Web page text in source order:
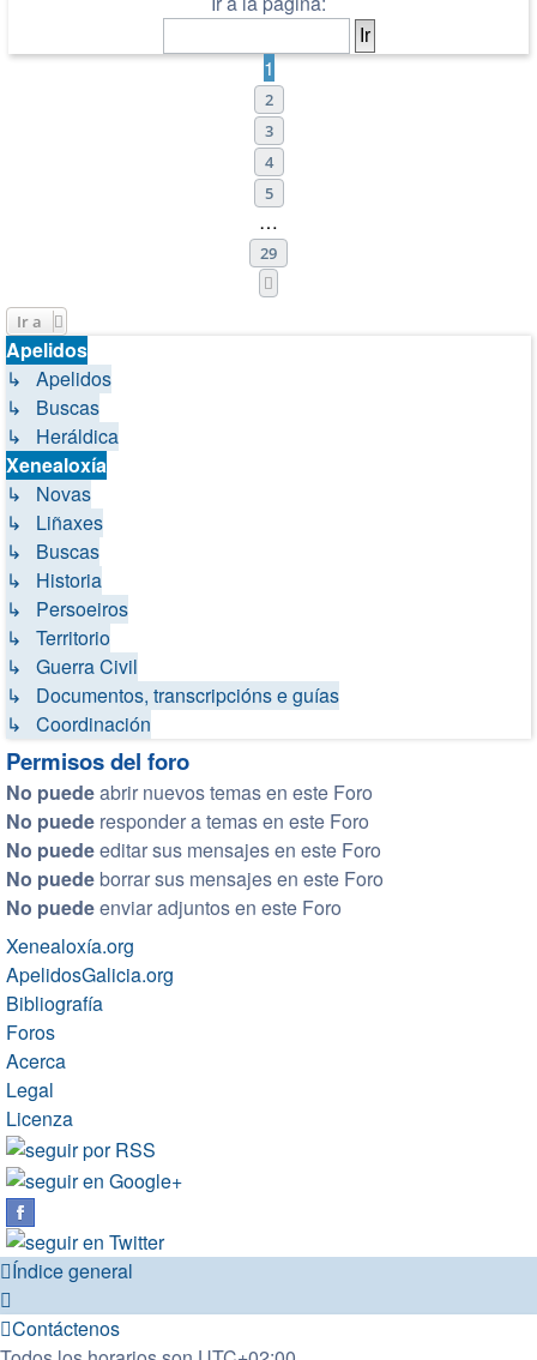
1
2
3
4
5
…
29
Ir a
Apelidos
↳ Apelidos
↳ Buscas
↳ Heráldica
Xenealoxía
↳ Novas
↳ Liñaxes
↳ Buscas
↳ Historia
↳ Persoeiros
↳ Territorio
↳ Guerra Civil
↳ Documentos, transcripcións e guías
↳ Coordinación
Permisos del foro
No puedeabrir nuevos temas en este Foro
No puede responder a temas en este Foro
No puedeeditar sus mensajes en este Foro
No puedeborrar sus mensajes en este Foro
No puedeenviar adjuntos en este Foro
Xenealoxía.org
ApelidosGalicia.org
Bibliografía
Foros
Acerca
Legal
Licenza
Índice general
Contáctenos